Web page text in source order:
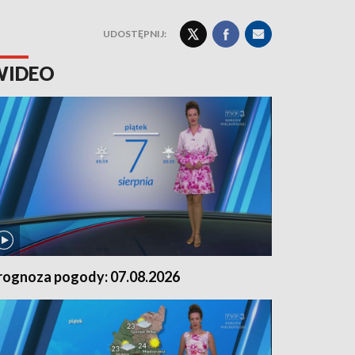
UDOSTĘPNIJ:
pogody: 07.08.2026